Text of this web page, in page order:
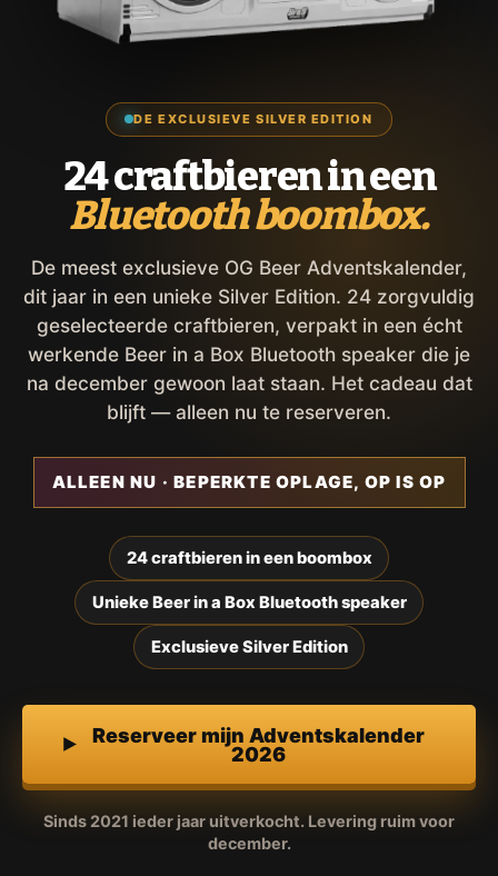
DE EXCLUSIEVE SILVER EDITION
24 craftbieren in een
Bluetooth boombox.
De meest exclusieve OG Beer Adventskalender,
dit jaar in een unieke Silver Edition. 24 zorgvuldig
geselecteerde craftbieren, verpakt in een écht
werkende Beer in a Box Bluetooth speaker die je
na december gewoon laat staan. Het cadeau dat
blijft — alleen nu te reserveren.
ALLEEN NU · BEPERKTE OPLAGE, OP IS OP
24 craftbieren in een boombox
Unieke Beer in a Box Bluetooth speaker
Exclusieve Silver Edition
Reserveer mijn Adventskalender
2026
Sinds 2021 ieder jaar uitverkocht. Levering ruim voor
december.